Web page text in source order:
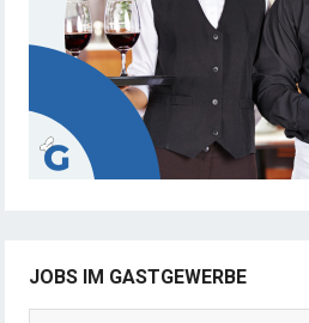
JOBS IM GASTGEWERBE